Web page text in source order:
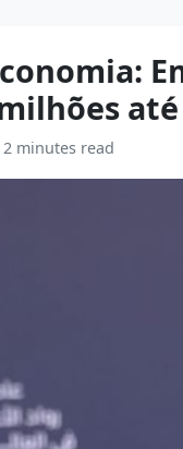
até
2 minutes read